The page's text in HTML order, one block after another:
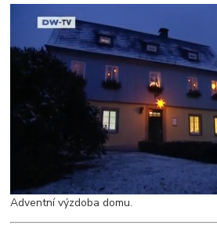
Adventní výzdoba domu.